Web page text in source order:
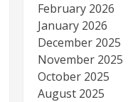
February 2026
January 2026
December 2025
November 2025
October 2025
August 2025